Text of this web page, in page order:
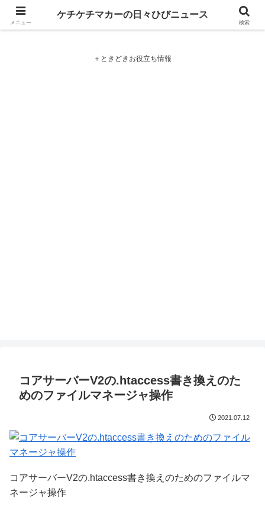
ケチケチマカーの日々ひびニュース
＋ときどきお役立ち情報
コアサーバーV2の.htaccess書き換えのた
めのファイルマネージャ操作
2021.07.12
コアサーバーV2の.htaccess書き換えのためのファイルマ
ネージャ操作
メニュー
ケチケチマカーの日々ひびニュース
検索